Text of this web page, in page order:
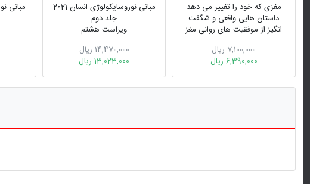
مغزی که خود را تغییر می دهد
داستان هایی واقعی و شگفت
انگیز از موفقیت های روانی مغز
7,100,000 ریال
6,390,000 ریال
مبانی نوروسایکولوژی انسان 2021
جلد دوم
ویراست هشتم
14,470,000 ریال
13,023,000 ریال